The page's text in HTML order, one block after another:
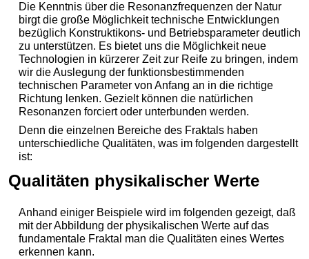
Die Kenntnis über die Resonanzfrequenzen der Natur
birgt die große Möglichkeit technische Entwicklungen
bezüglich Konstruktikons- und Betriebsparameter deutlich
zu unterstützen. Es bietet uns die Möglichkeit neue
Technologien in kürzerer Zeit zur Reife zu bringen, indem
wir die Auslegung der funktionsbestimmenden
technischen Parameter von Anfang an in die richtige
Richtung lenken. Gezielt können die natürlichen
Resonanzen forciert oder unterbunden werden.
Denn die einzelnen Bereiche des Fraktals haben
unterschiedliche Qualitäten, was im folgenden dargestellt
ist:
Qualitäten physikalischer Werte
Anhand einiger Beispiele wird im folgenden gezeigt, daß
mit der Abbildung der physikalischen Werte auf das
fundamentale Fraktal man die Qualitäten eines Wertes
erkennen kann.